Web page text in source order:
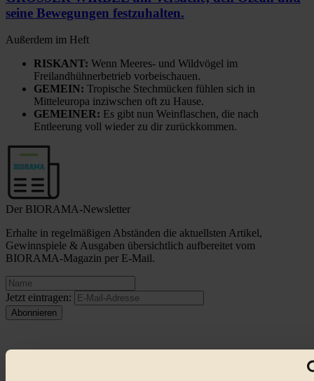
seine Bewegungen festzuhalten.
Außerdem im Heft
RISKANT: Wenn Meeres- und Wildvögel im
Freilandhühnerbetrieb vorbeischauen.
GEMEIN: Tropische Stechmücken fühlen sich in
Mitteleuropa inziwschen oft zu Hause.
GEMEINER: Es gibt nun Weinflaschen, die nach
Entleerung voll wieder zu dir zurückkommen.
Der BIORAMA-Newsletter
Erhalte in regelmäßigen Abständen die aktuellsten Artikel,
Gewinnspiele & Ausgaben übersichtlich aufbereitet vom
BIORAMA-Magazin per E-Mail.
Jetzt eintragen: